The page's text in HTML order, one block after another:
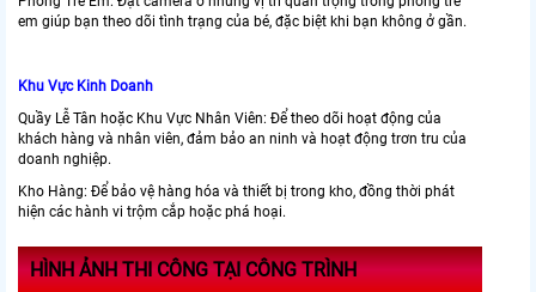
em giúp bạn theo dõi tình trạng của bé, đặc biệt khi bạn không ở gần.
Khu Vực Kinh Doanh
Quầy Lễ Tân hoặc Khu Vực Nhân Viên: Để theo dõi hoạt động của
khách hàng và nhân viên, đảm bảo an ninh và hoạt động trơn tru của
doanh nghiệp.
Kho Hàng: Để bảo vệ hàng hóa và thiết bị trong kho, đồng thời phát
hiện các hành vi trộm cắp hoặc phá hoại.
HÌNH ẢNH THI CÔNG TẠI CÔNG TRÌNH